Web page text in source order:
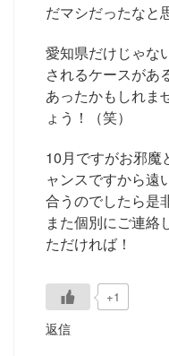
だマシだったなと
愛知県だけじゃな
されるケースがあ
あったかもしれま
ょう！（笑）
10月ですがお邪魔
ャンスですから遠
合うのでしたら是
また個別にご連絡
ただければ！
+1
返信